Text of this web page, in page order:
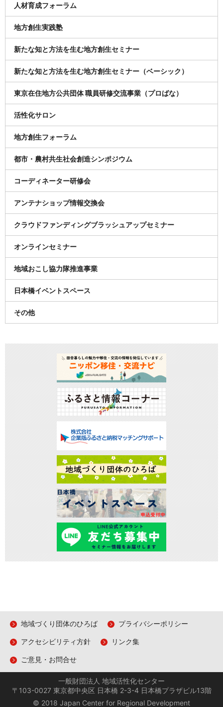
人材育成フォーラム
地方創生実践塾
新たな知と方法を生む地方創生セミナー
新たな知と方法を生む地方創生セミナー（ベーシック）
東京在住地方公共団体 職員研修交流事業（プロばな）
活性化サロン
地方創生フォーラム
都市・農村共生社会創造シンポジウム
コーディネーター研修会
アンテナショップ情報交換会
クラウドファンディングブラッシュアップセミナー
オンラインセミナー
地域おこし協力隊推進事業
日本橋イベントスペース
その他
地域づくり団体のひろば プライバシーポリシー
アクセシビリティ方針 リンク集
ご意見・お問合せ
一般財団法人 地域活性化センター
〒103-0027 東京都中央区 日本橋 2-3-4 日本橋プラザビル13階
© 2018 Japan Center for Regional Development